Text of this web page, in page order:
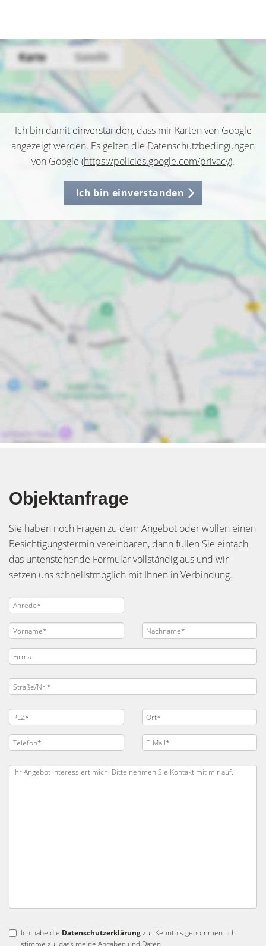
Ich bin damit einverstanden, dass mir Karten von Google
angezeigt werden. Es gelten die Datenschutzbedingungen
von Google (https://policies.google.com/privacy).
Ich bin einverstanden
Objektanfrage
Sie haben noch Fragen zu dem Angebot oder wollen einen
Besichtigungstermin vereinbaren, dann füllen Sie einfach
das untenstehende Formular vollständig aus und wir
setzen uns schnellstmöglich mit Ihnen in Verbindung.
Ich habe die Datenschutzerklärungzur Kenntnis genommen. Ich
stimme zu, dass meine Angaben und Daten